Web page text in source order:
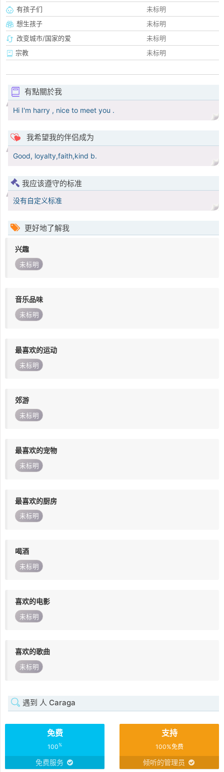
有孩子们
未标明
想生孩子
未标明
改变城市/国家的爱
未标明
宗教
未标明
有點關於我
Hi I'm harry , nice to meet you .
我希望我的伴侣成为
Good, loyalty,faith,kind b.
我应该遵守的标准
没有自定义标准
更好地了解我
兴趣
未标明
音乐品味
未标明
最喜欢的运动
未标明
郊游
未标明
最喜欢的宠物
未标明
最喜欢的厨房
未标明
喝酒
未标明
喜欢的电影
未标明
喜欢的歌曲
未标明
遇到 人 Caraga
免费
100%
免费服务
支持
100%免费
倾听的管理员